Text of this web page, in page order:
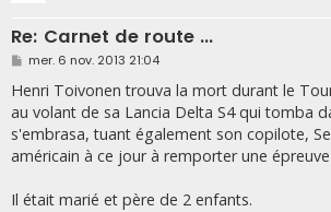
Re: Carnet de route ...
M
s
s
a
g
e
mer. 6 nov. 2013 21:04
Henri Toivonen trouva la mort durant le
au volant de sa Lancia Delta S4 qui tomba
s'embrasa, tuant également son copilote,
américain à ce jour à remporter une épreuve
Il était marié et père de 2 enfants.